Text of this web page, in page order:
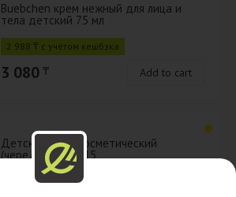
Buebchen крем нежный для лица и
тела детский 75 мл
2 988 ₸ с учётом кешбэка
3 080 ₸ Add to cart
Детский крем косметический
(череДа) 270гр*15
1 392 ₸ с учётом кешбэка